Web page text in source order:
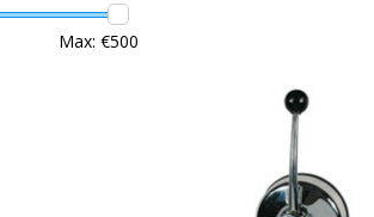
Max: €500